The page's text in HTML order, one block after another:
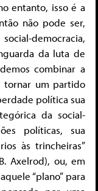
entanto, isso é a
não pode ser,
democracia,
da luta de
combinar a
tornar um partido
política sua
da social-
políticas, sua
às trincheiras”
Axelrod), ou, em
“plano” para